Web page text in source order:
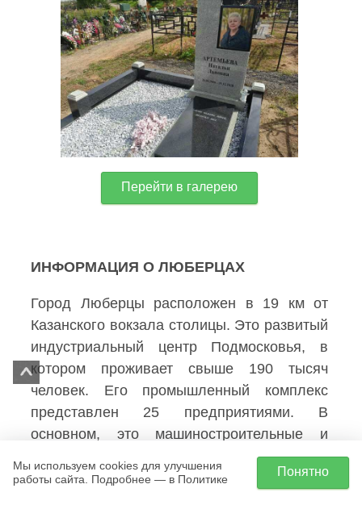
Перейти в галерею
ИНФОРМАЦИЯ О ЛЮБЕРЦАХ
Город Люберцы расположен в 19 км от
Казанского вокзала столицы. Это развитый
индустриальный центр Подмосковья, в
котором проживает свыше 190 тысяч
человек. Его промышленный комплекс
представлен 25 предприятиями. В
основном, это машиностроительные и
металлообрабатывающие производства.
Самые крупные – вертолетный завод
Мы используем cookies для улучшения
работы сайта. Подробнее — в Политике
Понятно